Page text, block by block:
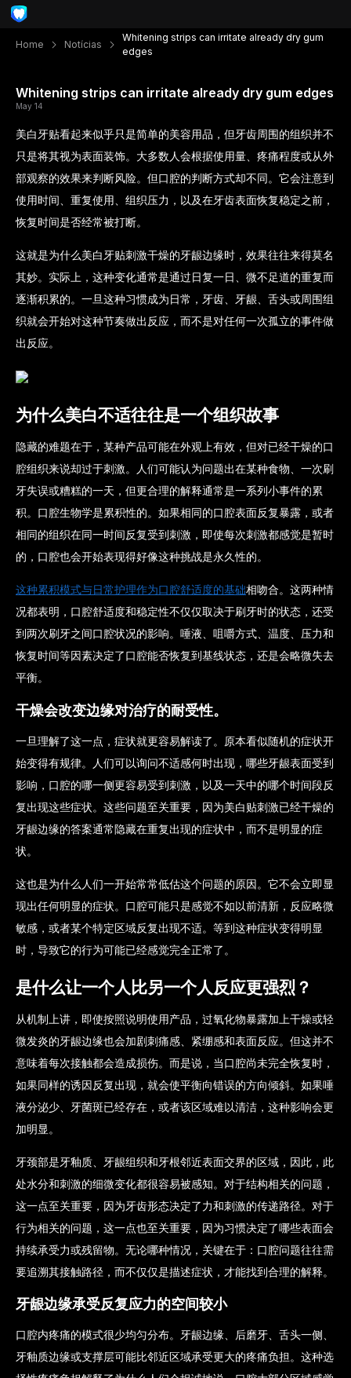
Home Notícias
Whitening strips can irritate already dry gum
edges
Whitening strips can irritate already dry gum edges
May 14
美白牙贴看起来似乎只是简单的美容用品，但牙齿周围的组织并不
只是将其视为表面装饰。大多数人会根据使用量、疼痛程度或从外
部观察的效果来判断风险。但口腔的判断方式却不同。它会注意到
使用时间、重复使用、组织压力，以及在牙齿表面恢复稳定之前，
恢复时间是否经常被打断。
这就是为什么美白牙贴刺激干燥的牙龈边缘时，效果往往来得莫名
其妙。实际上，这种变化通常是通过日复一日、微不足道的重复而
逐渐积累的。一旦这种习惯成为日常，牙齿、牙龈、舌头或周围组
织就会开始对这种节奏做出反应，而不是对任何一次孤立的事件做
出反应。
为什么美白不适往往是一个组织故事
隐藏的难题在于，某种产品可能在外观上有效，但对已经干燥的口
腔组织来说却过于刺激。人们可能认为问题出在某种食物、一次刷
牙失误或糟糕的一天，但更合理的解释通常是一系列小事件的累
积。口腔生物学是累积性的。如果相同的口腔表面反复暴露，或者
相同的组织在同一时间反复受到刺激，即使每次刺激都感觉是暂时
的，口腔也会开始表现得好像这种挑战是永久性的。
这种累积模式与日常护理作为口腔舒适度的基础相吻合。这两种情
况都表明，口腔舒适度和稳定性不仅仅取决于刷牙时的状态，还受
到两次刷牙之间口腔状况的影响。唾液、咀嚼方式、温度、压力和
恢复时间等因素决定了口腔能否恢复到基线状态，还是会略微失去
平衡。
干燥会改变边缘对治疗的耐受性。
一旦理解了这一点，症状就更容易解读了。原本看似随机的症状开
始变得有规律。人们可以询问不适感何时出现，哪些牙龈表面受到
影响，口腔的哪一侧更容易受到刺激，以及一天中的哪个时间段反
复出现这些症状。这些问题至关重要，因为美白贴刺激已经干燥的
牙龈边缘的答案通常隐藏在重复出现的症状中，而不是明显的症
状。
这也是为什么人们一开始常常低估这个问题的原因。它不会立即显
现出任何明显的症状。口腔可能只是感觉不如以前清新，反应略微
敏感，或者某个特定区域反复出现不适。等到这种症状变得明显
时，导致它的行为可能已经感觉完全正常了。
是什么让一个人比另一个人反应更强烈？
从机制上讲，即使按照说明使用产品，过氧化物暴露加上干燥或轻
微发炎的牙龈边缘也会加剧刺痛感、紧绷感和表面反应。但这并不
意味着每次接触都会造成损伤。而是说，当口腔尚未完全恢复时，
如果同样的诱因反复出现，就会使平衡向错误的方向倾斜。如果唾
液分泌少、牙菌斑已经存在，或者该区域难以清洁，这种影响会更
加明显。
牙颈部是牙釉质、牙龈组织和牙根邻近表面交界的区域，因此，此
处水分和刺激的细微变化都很容易被感知。对于结构相关的问题，
这一点至关重要，因为牙齿形态决定了力和刺激的传递路径。对于
行为相关的问题，这一点也至关重要，因为习惯决定了哪些表面会
持续承受力或残留物。无论哪种情况，关键在于：口腔问题往往需
要追溯其接触路径，而不仅仅是描述症状，才能找到合理的解释。
牙龈边缘承受反复应力的空间较小
口腔内疼痛的模式很少均匀分布。牙龈边缘、后磨牙、舌头一侧、
牙釉质边缘或支撑层可能比邻近区域承受更大的疼痛负担。这种选